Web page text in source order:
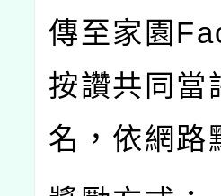
傳至家園
按讚共同當
名，依網路